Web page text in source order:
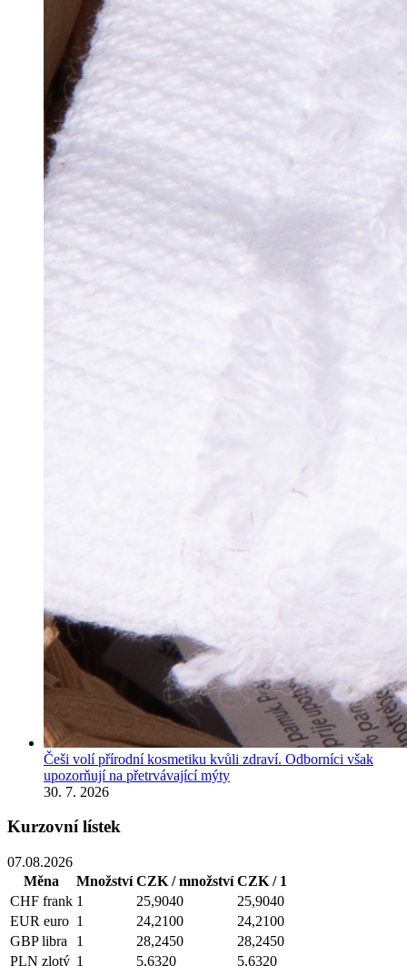
Češi volí přírodní kosmetiku kvůli zdraví. Odborníci však
upozorňují na přetrvávající mýty
30. 7. 2026
Kurzovní lístek
07.08.2026
Měna
Množství CZK / množství CZK / 1
CHF frank 1 25,9040
25,9040
EUR euro 1 24,2100
24,2100
GBP libra 1 28,2450
28,2450
PLN zlotý 1 5,6320
5,6320